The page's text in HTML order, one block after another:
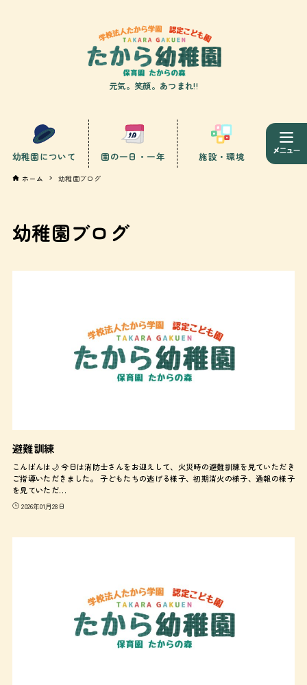
元気。笑顔。あつまれ!!
幼稚園について 園の一日・一年 施設・環境
ホーム 幼稚園ブログ
幼稚園ブログ
避難訓練
こんばんは🌙 今日は消防士さんをお迎えして、火災時の避難訓練を見ていただき
ご指導いただきました。 子どもたちの逃げる様子、初期消火の様子、通報の様子
を見ていただ…
2026年01月28日